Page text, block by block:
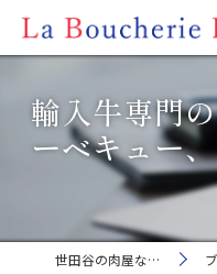
輸入牛専門
ーベキュー
世田谷の肉屋ならLa Boucherie Louis ブログ